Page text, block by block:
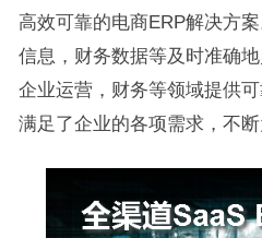
高效可靠的电商ERP解决方
信息，财务数据等及时准确
企业运营，财务等领域提供
满足了企业的各项需求，不断